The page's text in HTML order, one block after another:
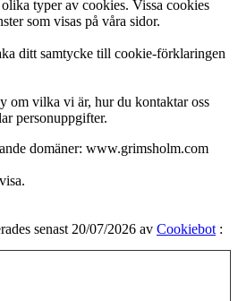
typer av cookies. Vissa cookies
som visas på våra sidor.
ditt samtycke till cookie-förklaringen
om vilka vi är, hur du kontaktar oss
personuppgifter.
domäner: www.grimsholm.com
senast 20/07/2026 av Cookiebot :